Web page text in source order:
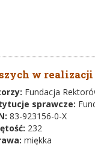
w
Fundacja
sprawcze:
83-923156-0-X
232
miękka